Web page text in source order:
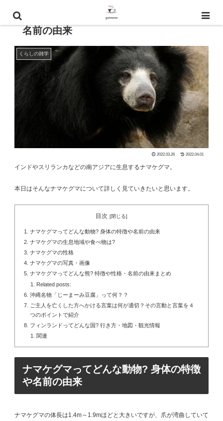
ナマケグマってどんな熊? 特徴や性格・
名前の由来
くらしの雑学
2022.03.26 2022.04.01
インドやスリランカなどの南アジアに生息するナマケグマ。
本日はそんなナマケグマについて詳しく見ていきたいと思います。
目次
ナマケグマってどんな動物? 身体の特徴や名前の由来
ナマケグマの生息地域や食べ物は?
ナマケグマの性格
ナマケグマの写真・画像
ナマケグマってどんな熊? 特徴や性格・名前の由来まとめ
Related posts:
沖縄名物「じーまーみ豆腐」って何？？
ご主人を亡くした方へかける言葉は何が適切？その言動と言葉を４
つのポイントで紹介
フィンランドってどんな国? 行き方・地図・観光情報
関連
ナマケグマってどんな動物? 身体の特徴
や名前の由来
ナマケグマの体長は1.4m～1.9mほどと大きいですが、爪が湾曲していて